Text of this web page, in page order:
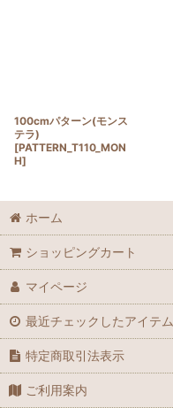
100cmパターン(モンス
テラ)
[PATTERN_T110_MON
H]
ホーム
ショッピングカート
マイページ
最近チェックしたアイテム
特定商取引法表示
ご利用案内